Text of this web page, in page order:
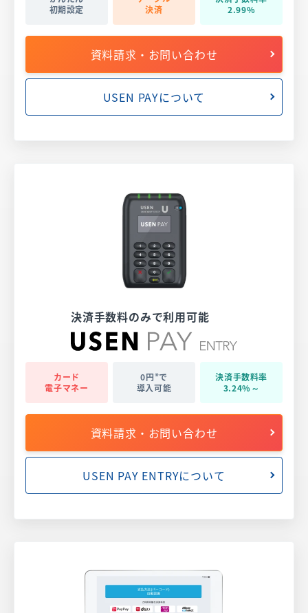
初期設定
決済
2.99%
資料請求・お問い合わせ
USEN PAYについて
決済手数料のみで利用可能
カード
電子マネー
0円※で
導入可能
決済手数料率
3.24%～
資料請求・お問い合わせ
USEN PAY ENTRYについて